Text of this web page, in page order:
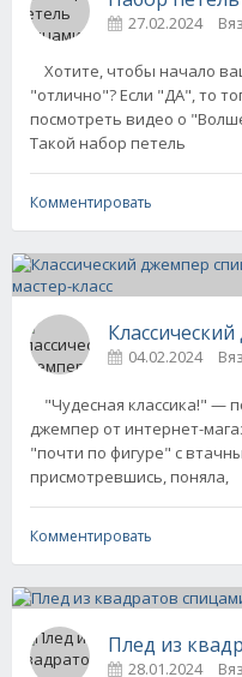
27.02.2024
Хотите, чтобы начало
"отлично"? Если "ДА", то
посмотреть видео о
Такой набор петель
Комментировать
04.02.2024
"Чудесная классика!" —
джемпер от интернет-
"почти по фигуре" с
присмотревшись, поняла,
Комментировать
Плед из
28.01.2024